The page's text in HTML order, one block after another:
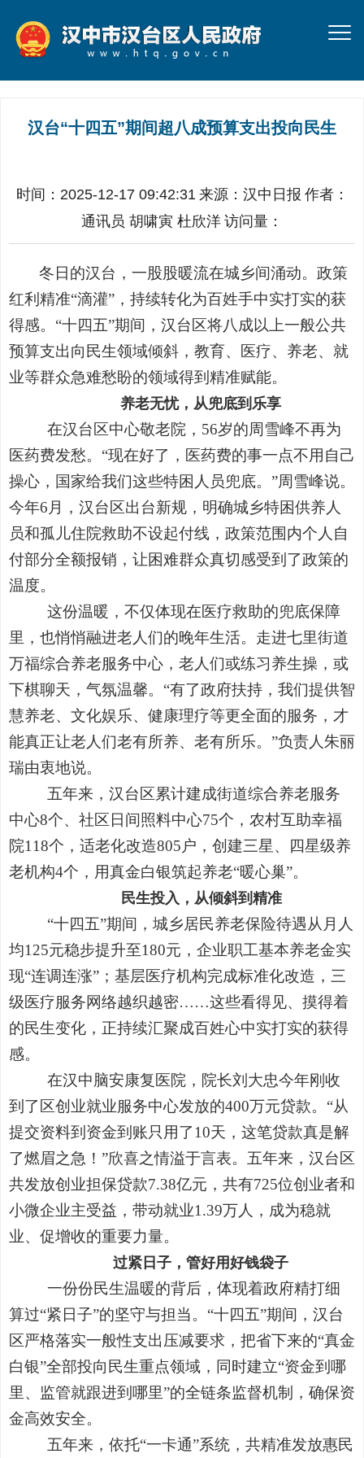
汉台“十四五”期间超八成预算支出投向民生
时间：2025-12-17 09:42:31 来源： 汉中日报 作者：
通讯员 胡啸寅 杜欣洋 访问量：
冬日的汉台，一股股暖流在城乡间涌动。政策
红利精准“滴灌”，持续转化为百姓手中实打实的获
得感。“十四五”期间，汉台区将八成以上一般公共
预算支出向民生领域倾斜，教育、医疗、养老、就
业等群众急难愁盼的领域得到精准赋能。
养老无忧，从兜底到乐享
在汉台区中心敬老院，56岁的周雪峰不再为
医药费发愁。“现在好了，医药费的事一点不用自己
操心，国家给我们这些特困人员兜底。”周雪峰说。
今年6月，汉台区出台新规，明确城乡特困供养人
员和孤儿住院救助不设起付线，政策范围内个人自
付部分全额报销，让困难群众真切感受到了政策的
温度。
这份温暖，不仅体现在医疗救助的兜底保障
里，也悄悄融进老人们的晚年生活。走进七里街道
万福综合养老服务中心，老人们或练习养生操，或
下棋聊天，气氛温馨。“有了政府扶持，我们提供智
慧养老、文化娱乐、健康理疗等更全面的服务，才
能真正让老人们老有所养、老有所乐。”负责人朱丽
瑞由衷地说。
五年来，汉台区累计建成街道综合养老服务
中心8个、社区日间照料中心75个，农村互助幸福
院118个，适老化改造805户，创建三星、四星级养
老机构4个，用真金白银筑起养老“暖心巢”。
民生投入，从倾斜到精准
“十四五”期间，城乡居民养老保险待遇从月人
均125元稳步提升至180元，企业职工基本养老金实
现“连调连涨”；基层医疗机构完成标准化改造，三
级医疗服务网络越织越密……这些看得见、摸得着
的民生变化，正持续汇聚成百姓心中实打实的获得
感。
在汉中脑安康复医院，院长刘大忠今年刚收
到了区创业就业服务中心发放的400万元贷款。“从
提交资料到资金到账只用了10天，这笔贷款真是解
了燃眉之急！”欣喜之情溢于言表。五年来，汉台区
共发放创业担保贷款7.38亿元，共有725位创业者和
小微企业主受益，带动就业1.39万人，成为稳就
业、促增收的重要力量。
过紧日子，管好用好钱袋子
一份份民生温暖的背后，体现着政府精打细
算过“紧日子”的坚守与担当。“十四五”期间，汉台
区严格落实一般性支出压减要求，把省下来的“真金
白银”全部投向民生重点领域，同时建立“资金到哪
里、监管就跟进到哪里”的全链条监督机制，确保资
金高效安全。
五年来，依托“一卡通”系统，共精准发放惠民